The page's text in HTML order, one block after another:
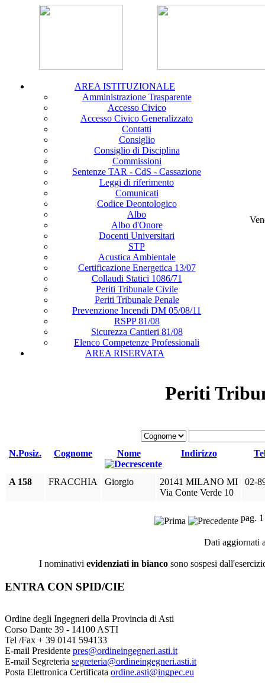
AREA ISTITUZIONALE
Amministrazione Trasparente
Accesso Civico
Accesso Civico Generalizzato
Contatti
Consiglio
Consiglio di Disciplina
Commissioni
Sentenze TAR - CdS - Cassazione
Leggi di riferimento
Comunicati
Codice Deontologico
Albo
Albo d'Onore
Docenti Universitari
STP
Acustica Ambientale
Certificazione Energetica 13/07
Collaudi Statici 1086/71
Periti Tribunale Civile
Periti Tribunale Penale
Prevenzione Incendi DM 05/08/11
RSPP 81/08
Sicurezza Cantieri 81/08
Elenco Competenze Professionali
AREA RISERVATA
Periti
N.Posiz. Cognome Nome Indirizzo
A 158 FRACCHIA Giorgio
20141 MILANO MI
Via Conte Verde 10
02-
pag.
Dati aggiornati
I nominativi evidenziati in bianco sono sospesi
ENTRA CON SPID/CIE
Ordine degli Ingegneri della Provincia di Asti
Corso Dante 39 - 14100 ASTI
Tel /Fax + 39 0141 594133
E-mail Presidente pres@ordineingegneri.asti.it
E-mail Segreteria segreteria@ordineingegneri.asti.it
Posta Elettronica Certificata ordine.asti@ingpec.eu